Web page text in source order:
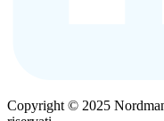
Copyright © 2025